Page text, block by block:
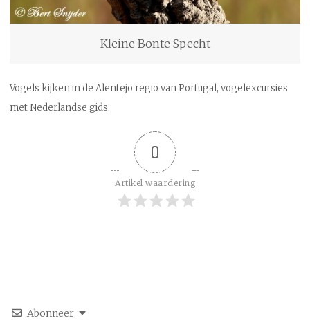
Kleine Bonte Specht
Vogels kijken in de Alentejo regio van Portugal, vogelexcursies
met Nederlandse gids.
0
Artikel waardering
Abonneer